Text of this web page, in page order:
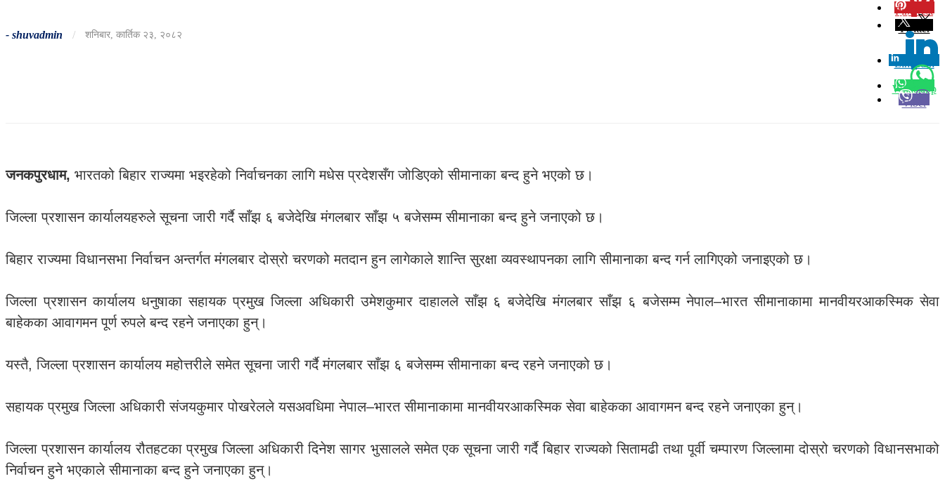
- shuvadmin / शनिबार, कार्तिक २३, २०८२
Pinterest
Twitter
Linkedin
0
Whatsapp
Viber
जनकपुरधाम, भारतको बिहार राज्यमा भइरहेको निर्वाचनका लागि मधेस प्रदेशसँग जोडिएको सीमानाका बन्द हुने भएको छ।
जिल्ला प्रशासन कार्यालयहरुले सूचना जारी गर्दै साँझ ६ बजेदेखि मंगलबार साँझ ५ बजेसम्म सीमानाका बन्द हुने जनाएको छ।
बिहार राज्यमा विधानसभा निर्वाचन अन्तर्गत मंगलबार दोस्रो चरणको मतदान हुन लागेकाले शान्ति सुरक्षा व्यवस्थापनका लागि सीमानाका बन्द गर्न लागिएको जनाइएको छ।
जिल्ला प्रशासन कार्यालय धनुषाका सहायक प्रमुख जिल्ला अधिकारी उमेशकुमार दाहालले साँझ ६ बजेदेखि मंगलबार साँझ ६ बजेसम्म नेपाल–भारत सीमानाकामा मानवीयरआकस्मिक सेवा
बाहेकका आवागमन पूर्ण रुपले बन्द रहने जनाएका हुन्।
यस्तै, जिल्ला प्रशासन कार्यालय महोत्तरीले समेत सूचना जारी गर्दै मंगलबार साँझ ६ बजेसम्म सीमानाका बन्द रहने जनाएको छ।
सहायक प्रमुख जिल्ला अधिकारी संजयकुमार पोखरेलले यसअवधिमा नेपाल–भारत सीमानाकामा मानवीयरआकस्मिक सेवा बाहेकका आवागमन बन्द रहने जनाएका हुन्।
जिल्ला प्रशासन कार्यालय रौतहटका प्रमुख जिल्ला अधिकारी दिनेश सागर भुसालले समेत एक सूचना जारी गर्दै बिहार राज्यको सितामढी तथा पूर्वी चम्पारण जिल्लामा दोस्रो चरणको विधानसभाको
निर्वाचन हुने भएकाले सीमानाका बन्द हुने जनाएका हुन्।